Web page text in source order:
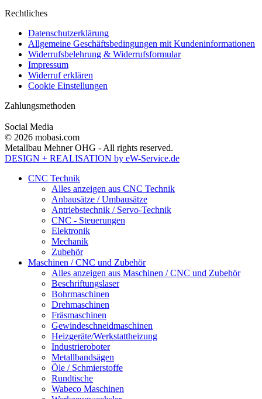
Rechtliches
Datenschutzerklärung
Allgemeine Geschäftsbedingungen mit Kundeninformationen
Widerrufsbelehrung & Widerrufsformular
Impressum
Widerruf erklären
Cookie Einstellungen
Zahlungsmethoden
Social Media
© 2026 mobasi.com
Metallbau Mehner OHG - All rights reserved.
DESIGN + REALISATION by eW-Service.de
CNC Technik
Alles anzeigen aus CNC Technik
Anbausätze / Umbausätze
Antriebstechnik / Servo-Technik
CNC - Steuerungen
Elektronik
Mechanik
Zubehör
Maschinen / CNC und Zubehör
Alles anzeigen aus Maschinen / CNC und Zubehör
Beschriftungslaser
Bohrmaschinen
Drehmaschinen
Fräsmaschinen
Gewindeschneidmaschinen
Heizgeräte/Werkstattheizung
Industrieroboter
Metallbandsägen
Öle / Schmierstoffe
Rundtische
Wabeco Maschinen